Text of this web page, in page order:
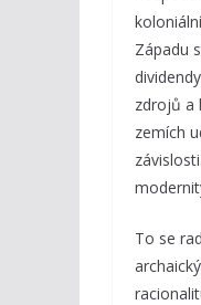
Západu
zdrojů a
zemích
To se